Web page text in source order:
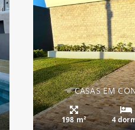
CASAS EM
198 m² 4